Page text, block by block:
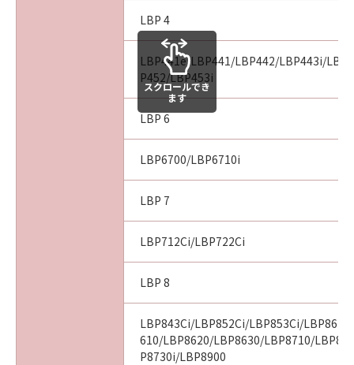
LBP 4
LBP441e/LBP441/LBP442/LBP443i/
P452/LBP453i
LBP 6
LBP6700/LBP6710i
LBP 7
LBP712Ci/LBP722Ci
LBP 8
LBP843Ci/LBP852Ci/LBP853Ci/
610/LBP8620/LBP8630/LBP8710/
P8730i/LBP8900
スクロールでき
ます